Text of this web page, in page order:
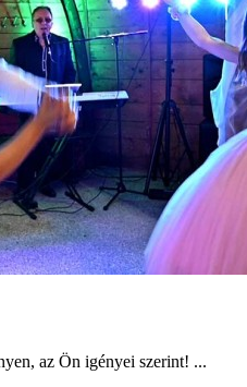
az Ön igényei szerint! ...